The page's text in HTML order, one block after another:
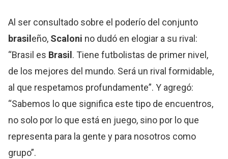
Al ser consultado sobre el poderío del conjunto
brasileño, Scaloni no dudó en elogiar a su rival:
“Brasil es Brasil. Tiene futbolistas de primer nivel,
de los mejores del mundo. Será un rival formidable,
al que respetamos profundamente”. Y agregó:
“Sabemos lo que significa este tipo de encuentros,
no solo por lo que está en juego, sino por lo que
representa para la gente y para nosotros como
grupo”.